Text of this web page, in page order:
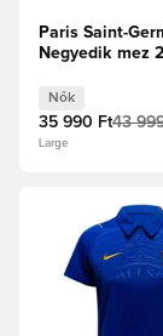
Paris Saint-
Negyedik mez
Nők
35 990 Ft43
Large
Megnyit egy